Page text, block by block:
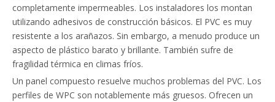
completamente impermeables. Los instaladores los montan
utilizando adhesivos de construcción básicos. El PVC es muy
resistente a los arañazos. Sin embargo, a menudo produce un
aspecto de plástico barato y brillante. También sufre de
fragilidad térmica en climas fríos.
Un panel compuesto resuelve muchos problemas del PVC. Los
perfiles de WPC son notablemente más gruesos. Ofrecen un